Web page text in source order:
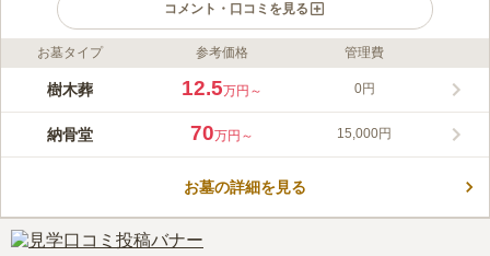
コメント・口コミを見る
ライフドット編集部のコメント
一年中多くの人で賑わう巣鴨近辺にある妙行寺の境内に、納骨堂
で、屋内施設のため天候を気にせずにお墓参りができます。専用
の個別納骨壇で大切なペットと共に眠ることができ、天然木銘板
樹々に囲まれたお堂に守られ、静かな参拝環境が整っています。
この霊園はまだ誰からも評価されていません。
お墓タイプ 参考価格 管理費
樹木葬 12.5万円～ 0円
納骨堂 70万円～ 15,000円
お墓の詳細を見る